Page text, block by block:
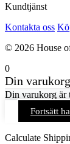
Kundtjänst
Kontakta oss
© 2026 House
0
Din varukorg
Din varukorg är
Fortsätt
Calculate